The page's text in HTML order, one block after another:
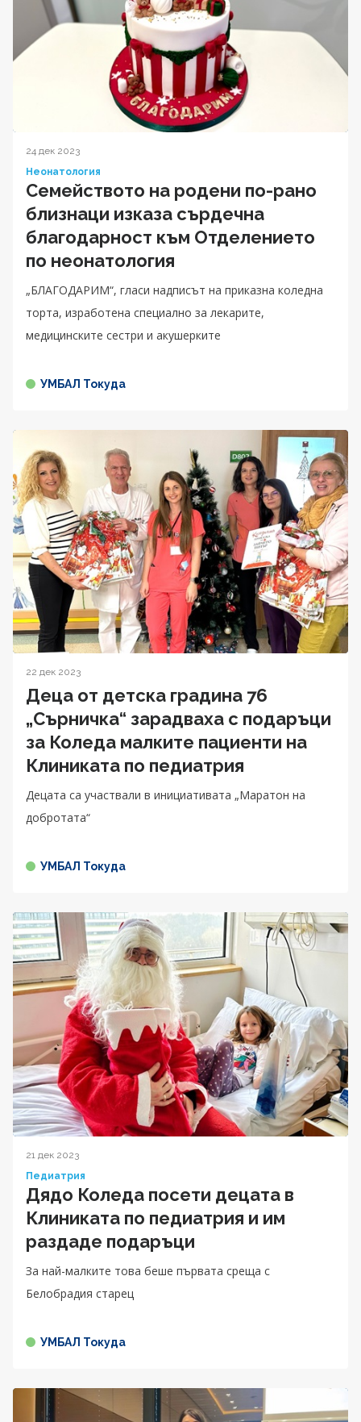
24 дек 2023
Неонатология
Семейството на родени по-рано
близнаци изказа сърдечна
благодарност към Отделението
по неонатология
„БЛАГОДАРИМ“, гласи надписът на приказна коледна
торта, изработена специално за лекарите,
медицинските сестри и акушерките
УМБАЛ Токуда
22 дек 2023
Деца от детска градина 76
„Сърничка“ зарадваха с подаръци
за Коледа малките пациенти на
Клиниката по педиатрия
Децата са участвали в инициативата „Маратон на
добротата“
УМБАЛ Токуда
21 дек 2023
Педиатрия
Дядо Коледа посети децата в
Клиниката по педиатрия и им
раздаде подаръци
За най-малките това беше първата среща с
Белобрадия старец
УМБАЛ Токуда